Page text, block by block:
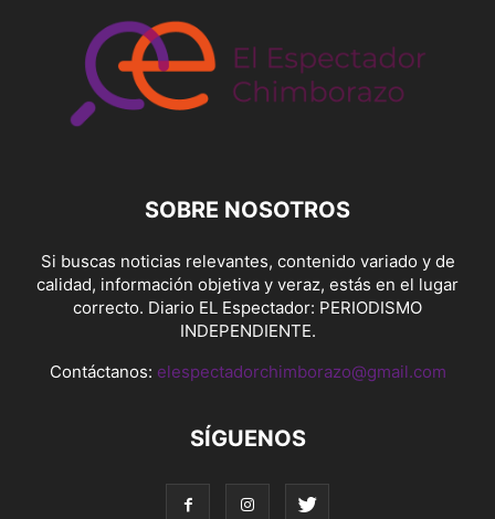
SOBRE NOSOTROS
Si buscas noticias relevantes, contenido variado y de
calidad, información objetiva y veraz, estás en el lugar
correcto. Diario EL Espectador: PERIODISMO
INDEPENDIENTE.
Contáctanos: elespectadorchimborazo@gmail.com
SÍGUENOS